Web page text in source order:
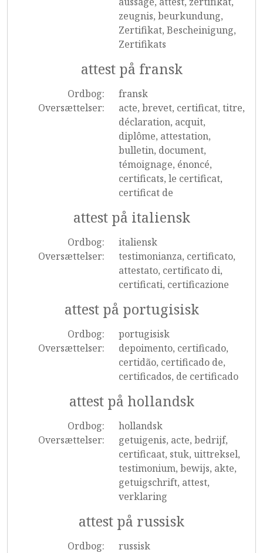
zeugnis, beurkundung,
Zertifikat, Bescheinigung,
Zertifikats
attest på fransk
Ordbog:
fransk
Oversættelser:
acte, brevet, certificat, titre,
déclaration, acquit,
diplôme, attestation,
bulletin, document,
témoignage, énoncé,
certificats, le certificat,
certificat de
attest på italiensk
Ordbog:
italiensk
Oversættelser:
testimonianza, certificato,
attestato, certificato di,
certificati, certificazione
attest på portugisisk
Ordbog:
portugisisk
Oversættelser:
depoimento, certificado,
certidão, certificado de,
certificados, de certificado
attest på hollandsk
Ordbog:
hollandsk
Oversættelser:
getuigenis, acte, bedrijf,
certificaat, stuk, uittreksel,
testimonium, bewijs, akte,
getuigschrift, attest,
verklaring
attest på russisk
Ordbog:
russisk